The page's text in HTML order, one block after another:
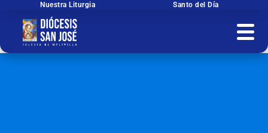
contenido
Nuestra Liturgia Santo del Día